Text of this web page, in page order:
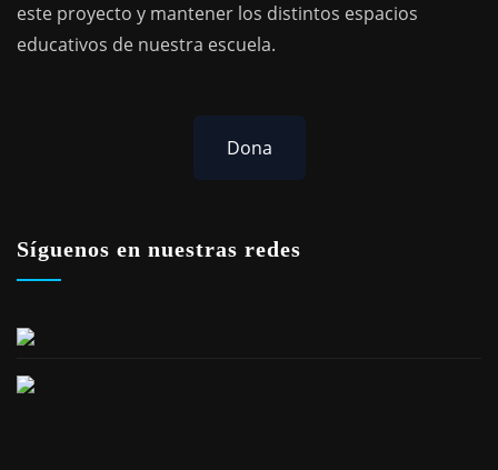
este proyecto y mantener los distintos espacios
educativos de nuestra escuela.
Dona
Síguenos en nuestras redes